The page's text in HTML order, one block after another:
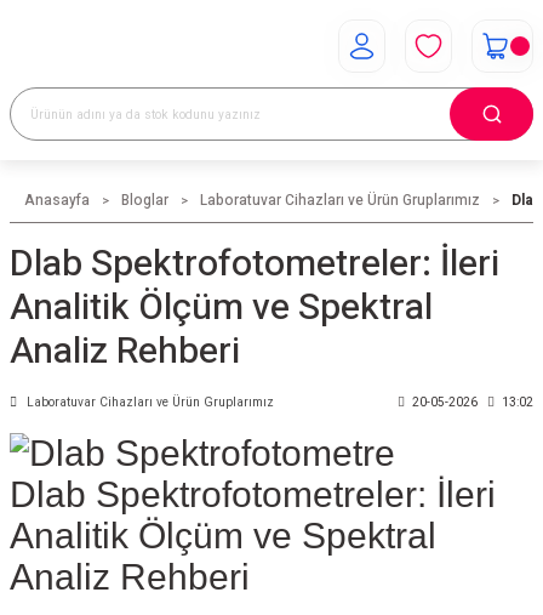
Anasayfa Bloglar Laboratuvar Cihazları ve Ürün Gruplarımız
Dlab Spektrofotometreler: İleri
Analitik Ölçüm ve Spektral
Analiz Rehberi
Laboratuvar Cihazları ve Ürün Gruplarımız 20-05-2026 13:02
Dlab Spektrofotometreler: İleri
Analitik Ölçüm ve Spektral
Analiz Rehberi